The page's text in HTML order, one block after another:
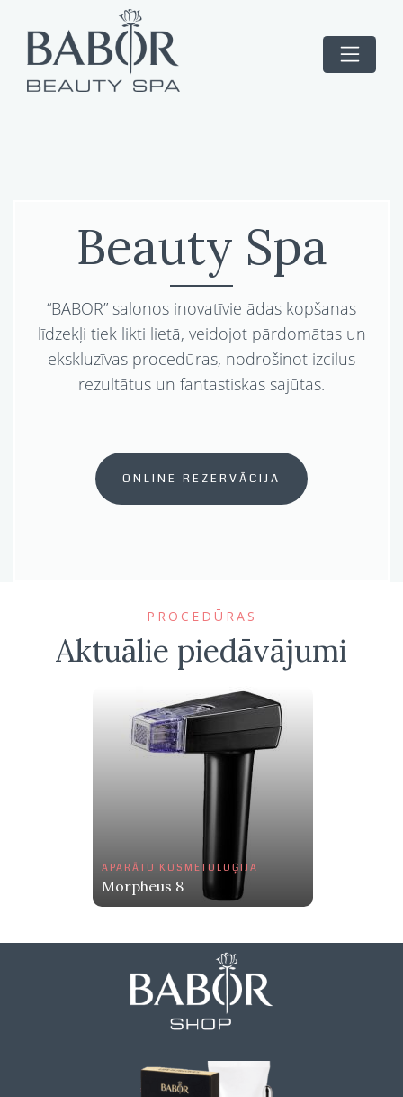
Beauty Spa
“BABOR” salonos inovatīvie ādas kopšanas
līdzekļi tiek likti lietā, veidojot pārdomātas un
ekskluzīvas procedūras, nodrošinot izcilus
rezultātus un fantastiskas sajūtas.
ONLINE REZERVĀCIJA
PROCEDŪRAS
Aktuālie piedāvājumi
APARĀTU KOSMETOLOĢIJA
Morpheus 8